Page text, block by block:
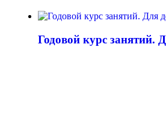
Годовой курс занятий.